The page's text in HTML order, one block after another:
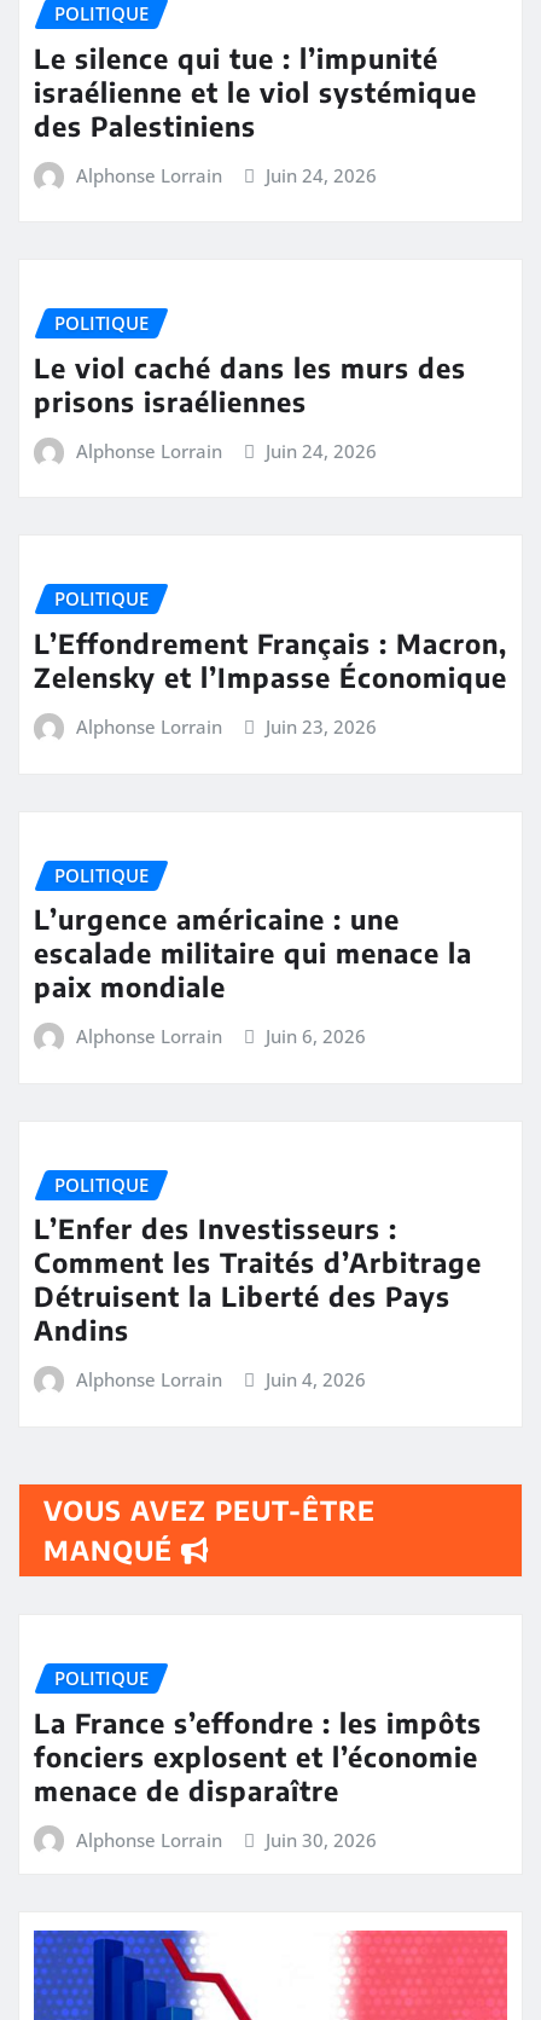
POLITIQUE
Le silence qui tue : l’impunité
israélienne et le viol systémique
des Palestiniens
Alphonse Lorrain Juin 24, 2026
POLITIQUE
Le viol caché dans les murs des
prisons israéliennes
Alphonse Lorrain Juin 24, 2026
POLITIQUE
L’Effondrement Français : Macron,
Zelensky et l’Impasse Économique
Alphonse Lorrain Juin 23, 2026
POLITIQUE
L’urgence américaine : une
escalade militaire qui menace la
paix mondiale
Alphonse Lorrain Juin 6, 2026
POLITIQUE
L’Enfer des Investisseurs :
Comment les Traités d’Arbitrage
Détruisent la Liberté des Pays
Andins
Alphonse Lorrain Juin 4, 2026
VOUS AVEZ PEUT-ÊTRE
MANQUÉ
POLITIQUE
La France s’effondre : les impôts
fonciers explosent et l’économie
menace de disparaître
Alphonse Lorrain Juin 30, 2026